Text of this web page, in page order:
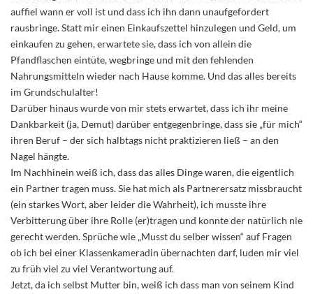
auffiel wann er voll ist und dass ich ihn dann unaufgefordert
rausbringe. Statt mir einen Einkaufszettel hinzulegen und Geld, um
einkaufen zu gehen, erwartete sie, dass ich von allein die
Pfandflaschen eintüte, wegbringe und mit den fehlenden
Nahrungsmitteln wieder nach Hause komme. Und das alles bereits
im Grundschulalter!
Darüber hinaus wurde von mir stets erwartet, dass ich ihr meine
Dankbarkeit (ja, Demut) darüber entgegenbringe, dass sie „für mich“
ihren Beruf – der sich halbtags nicht praktizieren ließ – an den
Nagel hängte.
Im Nachhinein weiß ich, dass das alles Dinge waren, die eigentlich
ein Partner tragen muss. Sie hat mich als Partnerersatz missbraucht
(ein starkes Wort, aber leider die Wahrheit), ich musste ihre
Verbitterung über ihre Rolle (er)tragen und konnte der natürlich nie
gerecht werden. Sprüche wie „Musst du selber wissen“ auf Fragen
ob ich bei einer Klassenkameradin übernachten darf, luden mir viel
zu früh viel zu viel Verantwortung auf.
Jetzt, da ich selbst Mutter bin, weiß ich dass man von seinem Kind